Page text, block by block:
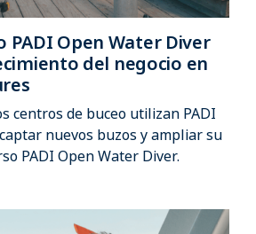
PADI Open Water Diver
del negocio en
centros de buceo utilizan PADI
nuevos buzos y ampliar su
PADI Open Water Diver.